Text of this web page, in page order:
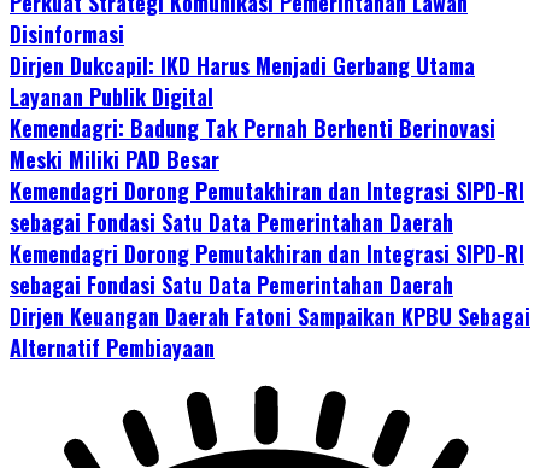
Disinformasi
Dirjen Dukcapil: IKD Harus Menjadi Gerbang Utama
Layanan Publik Digital
Kemendagri: Badung Tak Pernah Berhenti Berinovasi
Meski Miliki PAD Besar
Kemendagri Dorong Pemutakhiran dan Integrasi SIPD-RI
sebagai Fondasi Satu Data Pemerintahan Daerah
Kemendagri Dorong Pemutakhiran dan Integrasi SIPD-RI
sebagai Fondasi Satu Data Pemerintahan Daerah
Dirjen Keuangan Daerah Fatoni Sampaikan KPBU Sebagai
Alternatif Pembiayaan